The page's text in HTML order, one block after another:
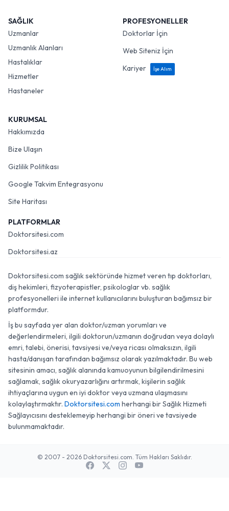
SAĞLIK
Uzmanlar
Uzmanlık Alanları
Hastalıklar
Hizmetler
Hastaneler
PROFESYONELLER
Doktorlar İçin
Web Siteniz İçin
Kariyer
İşe Alım
KURUMSAL
Hakkımızda
Bize Ulaşın
Gizlilik Politikası
Google Takvim Entegrasyonu
Site Haritası
PLATFORMLAR
Doktorsitesi.com
Doktorsitesi.az
Doktorsitesi.com sağlık sektöründe hizmet veren tıp doktorları,
diş hekimleri, fizyoterapistler, psikologlar vb. sağlık
profesyonelleri ile internet kullanıcılarını buluşturan bağımsız bir
platformdur.
İş bu sayfada yer alan doktor/uzman yorumları ve
değerlendirmeleri, ilgili doktorun/uzmanın doğrudan veya dolaylı
emri, talebi, önerisi, tavsiyesi ve/veya ricası olmaksızın, ilgili
hasta/danışan tarafından bağımsız olarak yazılmaktadır. Bu web
sitesinin amacı, sağlık alanında kamuoyunun bilgilendirilmesini
sağlamak, sağlık okuryazarlığını artırmak, kişilerin sağlık
ihtiyaçlarına uygun en iyi doktor veya uzmana ulaşmasını
kolaylaştırmaktır. Doktorsitesi.com herhangi bir Sağlık Hizmeti
Sağlayıcısını desteklemeyip herhangi bir öneri ve tavsiyede
bulunmamaktadır.
© 2007 - 2026 Doktorsitesi.com. Tüm Hakları Saklıdır.